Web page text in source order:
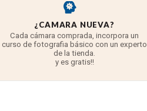
¿CAMARA NUEVA?
Cada cámara comprada, incorpora un
curso de fotografia básico con un experto
de la tienda.
y es gratis!!